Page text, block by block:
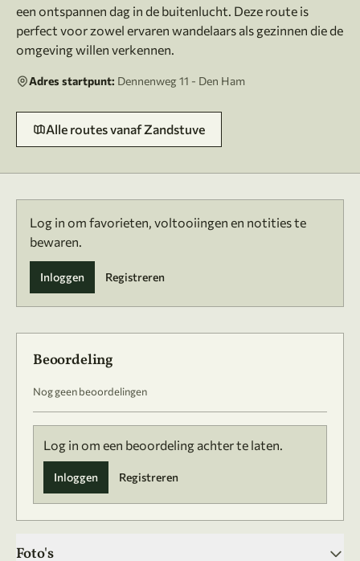
een ontspannen dag in de buitenlucht. Deze route is
perfect voor zowel ervaren wandelaars als gezinnen die de
Adres startpunt: Dennenweg 11 - Den Ham
Alle routes vanaf Zandstuve
Log in om favorieten, voltooiingen en notities te
bewaren.
Inloggen Registreren
Beoordeling
Nog geen beoordelingen
Log in om een beoordeling achter te laten.
Inloggen Registreren
Foto's